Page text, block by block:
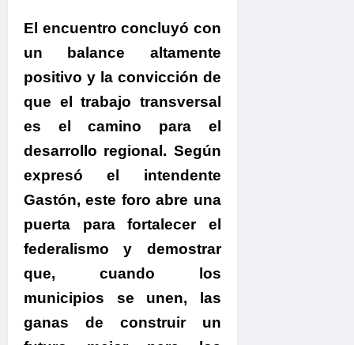
El encuentro concluyó con
un balance altamente
positivo y la convicción de
que el trabajo transversal
es el camino para el
desarrollo regional. Según
expresó el intendente
Gastón, este foroabre una
puerta para fortalecer el
federalismo y demostrar
que, cuando los
municipios se unen, las
ganas de construir un